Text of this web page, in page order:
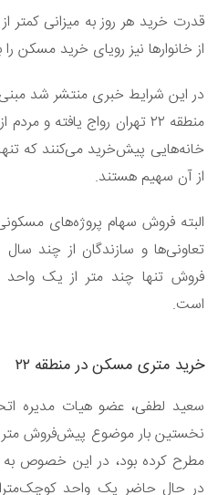
قدرت خرید هر روز به میزانی کمتر
از خانوارها نیز رویای خرید مسکن
در این شرایط خبری منتشر شد
منطقه ۲۲ تهران رواج یافته و
خانه‌هایی پیش‌خرید می‌کنند که
از آن سهیم هستند.
البته فروش سهام پروژه‌های
تعاونی‌ها و سازندگان از چند
فروش تنها چند متر از یک واحد
است.
خرید متری مسکن در منطقه ۲۲
سعید لطفی، عضو هیات مدیره
نخستین بار موضوع پیش‌فروش
در حال حاضر یک واحد کوچک‌متراژ